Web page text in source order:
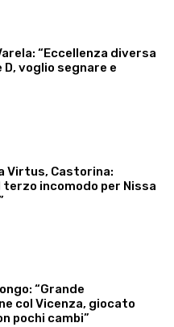
“Eccellenza diversa
D, voglio segnare e
Virtus, Castorina:
terzo incomodo per Nissa
“Grande
col Vicenza, giocato
pochi cambi”